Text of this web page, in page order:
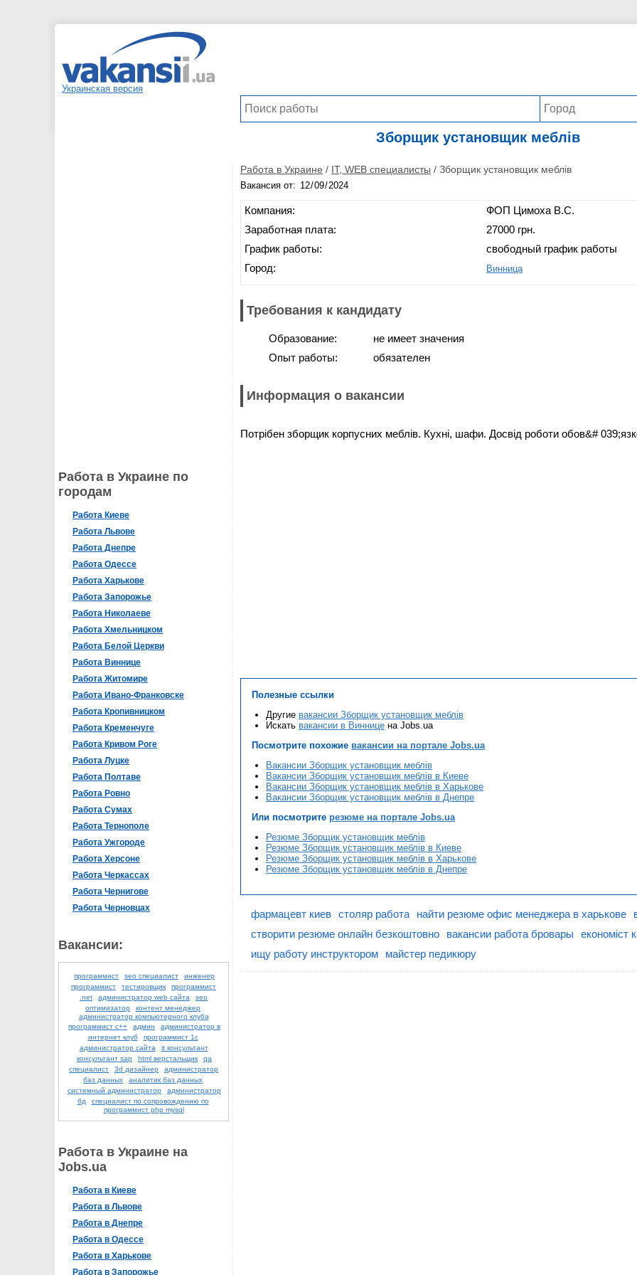
Украинская версия
Зборщик установщик меблів
Работа в Украине по
городам
Работа Киеве
Работа Львове
Работа Днепре
Работа Одессе
Работа Харькове
Работа Запорожье
Работа Николаеве
Работа Хмельницком
Работа Белой Церкви
Работа Виннице
Работа Житомире
Работа Ивано-Франковске
Работа Кропивницком
Работа Кременчуге
Работа Кривом Роге
Работа Луцке
Работа Полтаве
Работа Ровно
Работа Сумах
Работа Тернополе
Работа Ужгороде
Работа Херсоне
Работа Черкассах
Работа Чернигове
Работа Черновцах
Вакансии:
программист seo специалист
инженер
программист
тестировщик
программист
.net
администратор web сайта
seo
оптимизатор
контент менеджер
администратор компьютерного клуба
программист с++
админ
администратор в
интернет клуб
программист 1с
администратор сайта
it консультант
консультант sap
html верстальщик
qa
специалист
3d дизайнер
администратор
баз данных
аналитик баз данных
системный администратор
администратор
бд
специалист по сопровождению по
программист php mysql
Работа в Украине на
Jobs.ua
Работа в Киеве
Работа в Львове
Работа в Днепре
Работа в Одессе
Работа в Харькове
Работа в Запорожье
Работа в Украине / IT, WEB специалисты / Зборщик установщик меблів
Вакансия от:
Компания:
Заработная плата:
График работы:
Город:
ФОП Цимоха В.С.
27000 грн.
свободный график работы
Винница
Требования к кандидату
Образование:
Опыт работы:
не имеет значения
обязателен
Информация о вакансии
Потрібен зборщик корпусних меблів. Кухні, шафи. Досвід роботи обов&#
Полезные ссылки
Другие вакансии Зборщик установщик меблів
Искать вакансии в Виннице на Jobs.ua
Посмотрите похожие вакансии на портале Jobs.ua
Вакансии Зборщик установщик меблів
Вакансии Зборщик установщик меблів в Киеве
Вакансии Зборщик установщик меблів в Харькове
Вакансии Зборщик установщик меблів в Днепре
Или посмотрите резюме на портале Jobs.ua
Резюме Зборщик установщик меблів
Резюме Зборщик установщик меблів в Киеве
Резюме Зборщик установщик меблів в Харькове
Резюме Зборщик установщик меблів в Днепре
фармацевт киев столяр работа найти резюме офис менеджера в харькове
створити резюме онлайн безкоштовно
вакансии работа бровары економіст
ищу работу инструктором
майстер педикюру